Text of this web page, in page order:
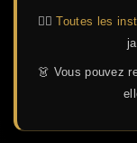
🧖‍♂️Toutes les
👗 Vous pouvez